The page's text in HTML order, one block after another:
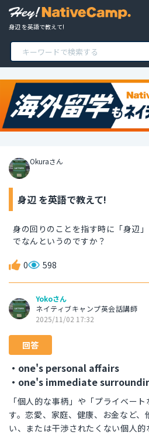
身辺 を英語で教えて!
Okuraさん
身辺 を英語で教えて!
身の回りのことを指す時に「身辺
でなんというのですか？
0 598
Yokoさん
ネイティブキャンプ英会話講師
2025/11/02 17:32
回答
・one's personal affairs
・one's immediate
「個人的な事柄」や「プライベー
す。恋愛、家庭、健康、お金など、
い、または干渉されたくない個人的